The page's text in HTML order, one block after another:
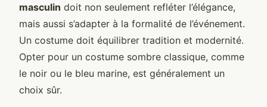
masculin doit non seulement refléter l’élégance,
mais aussi s’adapter à la formalité de l’événement.
Un costume doit équilibrer tradition et modernité.
Opter pour un costume sombre classique, comme
le noir ou le bleu marine, est généralement un
choix sûr.